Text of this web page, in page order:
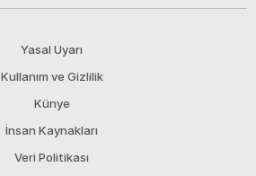
Yasal Uyarı
Kullanım ve Gizlilik
Künye
İnsan Kaynakları
Veri Politikası